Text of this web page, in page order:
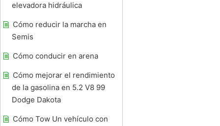
elevadora hidráulica
Cómo reducir la marcha en
Semis
Cómo conducir en arena
Cómo mejorar el rendimiento
de la gasolina en 5.2 V8 99
Dodge Dakota
Cómo Tow Un vehículo con